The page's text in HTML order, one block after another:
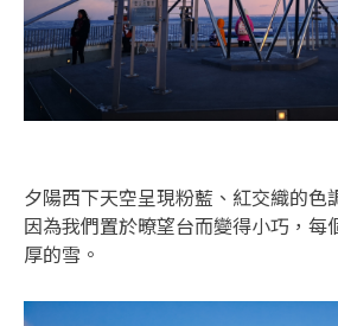
夕陽西下天空呈現粉藍、紅交織的色
因為我們置於暸望台而變得小巧，每
厚的雪。